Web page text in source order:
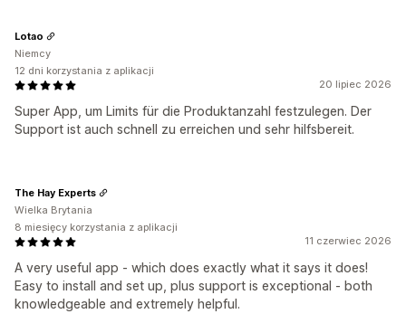
20 lipiec 2026
Super App, um Limits für die Produktanzahl festzulegen. Der
Support ist auch schnell zu erreichen und sehr hilfsbereit.
Lotao
Niemcy
12 dni korzystania z aplikacji
11 czerwiec 2026
A very useful app - which does exactly what it says it does!
Easy to install and set up, plus support is exceptional - both
knowledgeable and extremely helpful.
The Hay Experts
Wielka Brytania
8 miesięcy korzystania z aplikacji